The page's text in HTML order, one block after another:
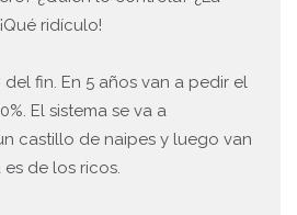
ridículo!
fin. En 5 años van a pedir el
El sistema se va a
castillo de naipes y luego van
de los ricos.